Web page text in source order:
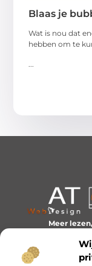
Blaas je
Wat is nou dat
hebben om te
Meer
het